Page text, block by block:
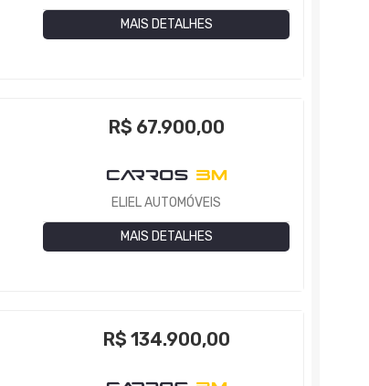
MAIS DETALHES
R$ 67.900,00
ELIEL AUTOMÓVEIS
MAIS DETALHES
R$ 134.900,00